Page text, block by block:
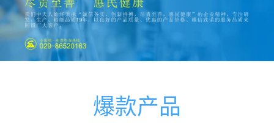
爆款产品